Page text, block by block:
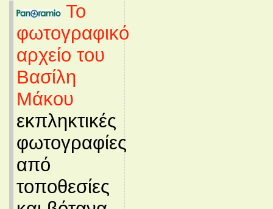
Το
φωτογραφικό
αρχείο του
Βασίλη
Μάκου
εκπληκτικές
φωτογραφίες
από
τοποθεσίες